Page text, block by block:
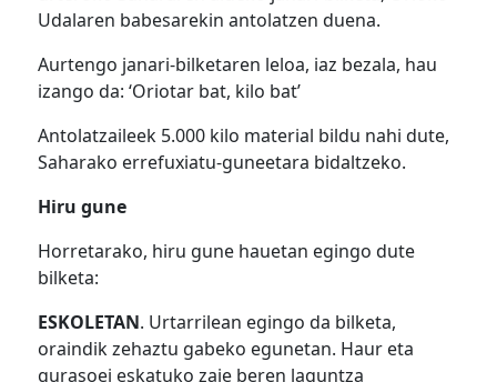
Udalaren babesarekin antolatzen duena.
Aurtengo janari-bilketaren leloa, iaz bezala, hau
izango da: ‘Oriotar bat, kilo bat’
Antolatzaileek 5.000 kilo material bildu nahi dute,
Saharako errefuxiatu-guneetara bidaltzeko.
Hiru gune
Horretarako, hiru gune hauetan egingo dute
bilketa:
ESKOLETAN. Urtarrilean egingo da bilketa,
oraindik zehaztu gabeko egunetan. Haur eta
gurasoei eskatuko zaie beren laguntza